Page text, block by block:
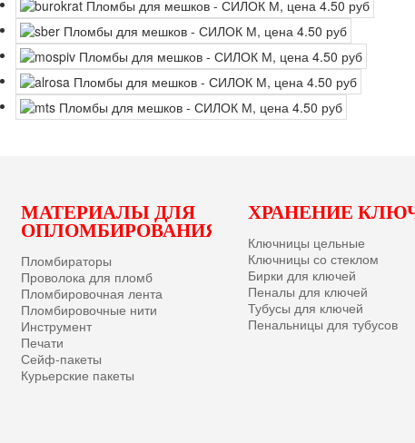
МАТЕРИАЛЫ ДЛЯ
ОПЛОМБИРОВАНИЯ
Пломбираторы
Проволока для пломб
Пломбировочная лента
Пломбировочные нити
Инструмент
Печати
Сейф-пакеты
Курьерские пакеты
ХРАНЕНИЕ
Ключницы цельные
Ключницы со стеклом
Бирки для ключей
Пеналы для ключей
Тубусы для ключей
Пенальницы для тубусов